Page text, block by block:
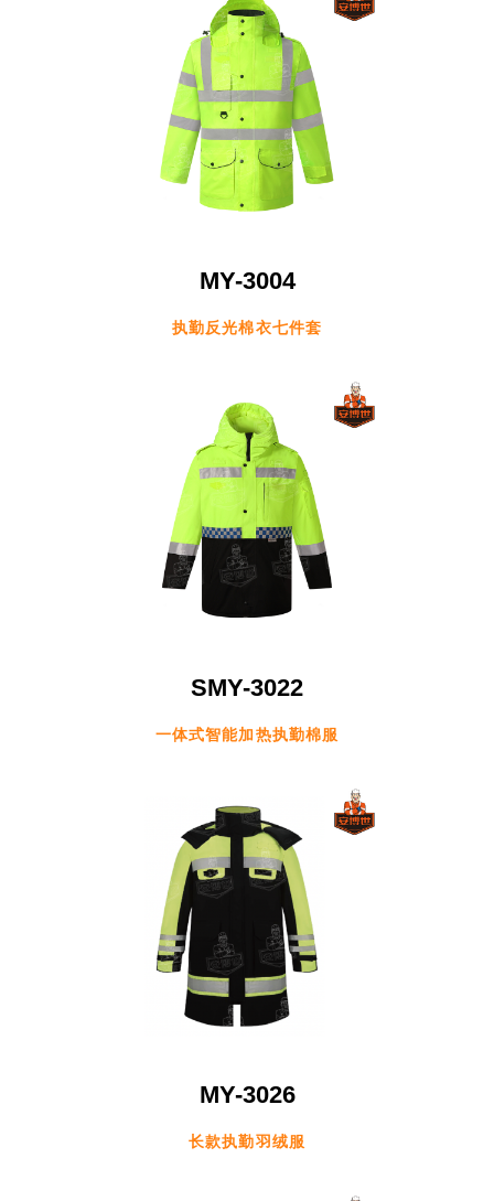
MY-3004
执勤反光棉衣七件套
SMY-3022
一体式智能加热执勤棉服
MY-3026
长款执勤羽绒服